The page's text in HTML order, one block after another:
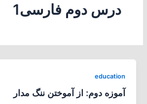
درس دوم فارسی1
education
آموزه دوم: از آموختن ننگ مدار